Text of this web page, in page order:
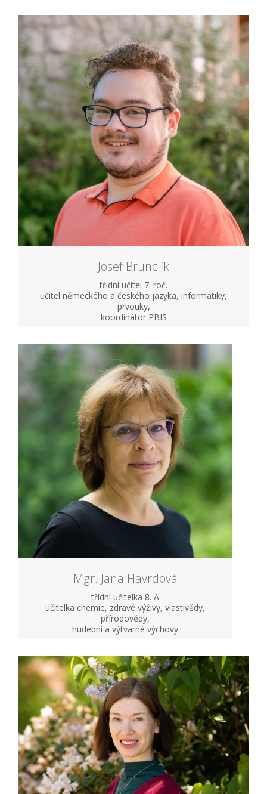
Josef Brunclík
třídní učitel 7. roč.
učitel německého a českého jazyka, informatiky,
prvouky,
koordinátor PBIS
Mgr. Jana Havrdová
třídní učitelka 8. A
učitelka chemie, zdravé výživy, vlastivědy,
přírodovědy,
hudební a výtvarné výchovy